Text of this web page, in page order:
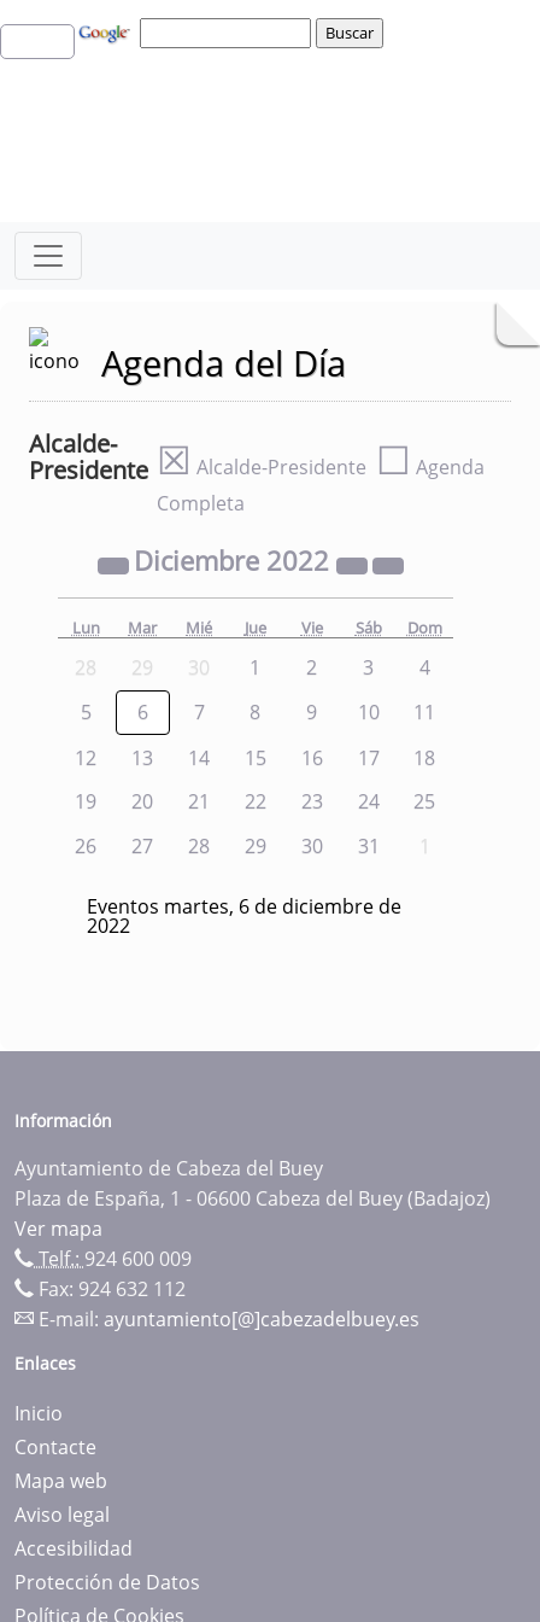
Agenda del Día
Alcalde-
Presidente ☒ Alcalde-Presidente ☐ Agenda
Completa
Diciembre 2022
Lun Mar Mié Jue Vie Sáb Dom
28 29 30 1 2 3
4
5
6 7 8 9 10
11
12
13 14 15 16 17
18
19
20 21 22 23 24
25
26
27 28 29 30 31 1
Eventos martes, 6 de diciembre de
2022
Información
Ayuntamiento de Cabeza del Buey
Plaza de España, 1 - 06600 Cabeza del Buey (Badajoz)
Ver mapa
Telf.: 924 600 009
Fax: 924 632 112
E-mail: ayuntamiento[@]cabezadelbuey.es
Enlaces
Inicio
Contacte
Mapa web
Aviso legal
Accesibilidad
Protección de Datos
Política de Cookies